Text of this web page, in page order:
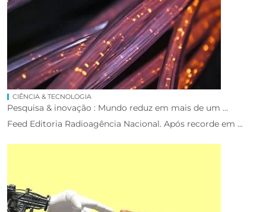
CIÊNCIA & TECNOLOGIA
Pesquisa & inovação : Mundo reduz em mais de um ...
Feed Editoria Radioagência Nacional. Após recorde em ...